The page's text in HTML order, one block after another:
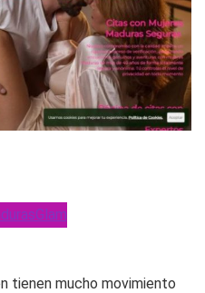
tienen mucho movimiento